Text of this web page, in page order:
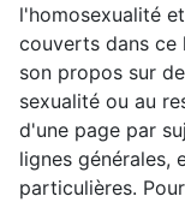
l'homosexualité
couverts dans ce
son propos sur
sexualité ou au
d'une page par
lignes générales,
particulières.